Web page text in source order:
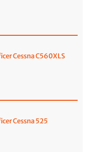
Cessna C560XLS
Cessna 525